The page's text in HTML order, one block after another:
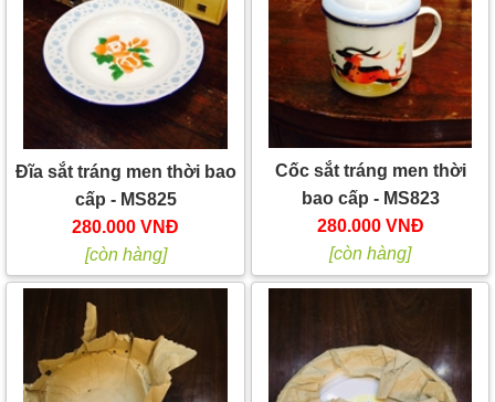
Đĩa sắt tráng men thời bao
cấp - MS825
280.000 VNĐ
[còn hàng]
Cốc sắt tráng men thời
bao cấp - MS823
280.000 VNĐ
[còn hàng]